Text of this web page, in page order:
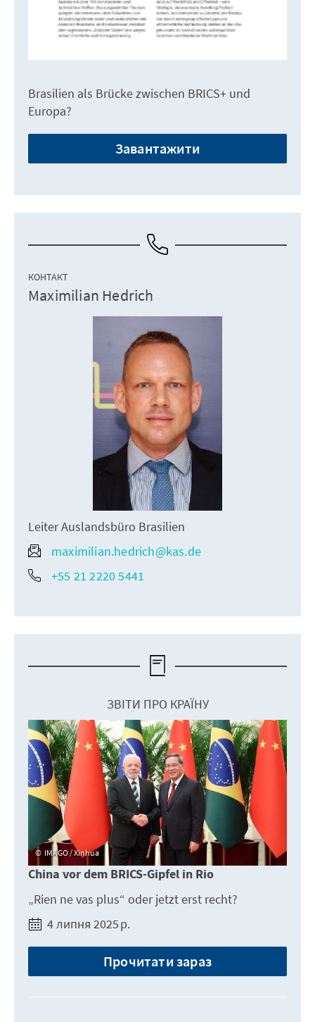
Brasilien als Brücke zwischen BRICS+ und
Europa?
Завантажити
КОНТАКТ
Maximilian Hedrich
Leiter Auslandsbüro Brasilien
maximilian.hedrich@kas.de
+55 21 2220 5441
ЗВІТИ ПРО КРАЇНУ
IMAGO / Xinhua
China vor dem BRICS-Gipfel in Rio
„Rien ne vas plus“ oder jetzt erst recht?
4 липня 2025 р.
Прочитати зараз